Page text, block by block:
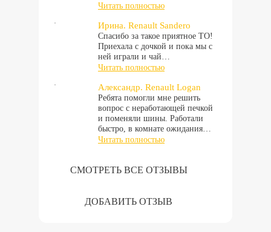
Читать полностью
Ирина. Renault Sandero
Спасибо за такое приятное ТО!
Приехала с дочкой и пока мы с
ней играли и чай…
Читать полностью
Александр. Renault Logan
Ребята помогли мне решить
вопрос с неработающей печкой
и поменяли шины. Работали
быстро, в комнате ожидания…
Читать полностью
СМОТРЕТЬ ВСЕ ОТЗЫВЫ
ДОБАВИТЬ ОТЗЫВ